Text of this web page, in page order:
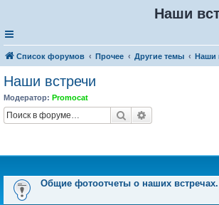
Наши
Список форумов Прочее Другие темы Наши
Наши встречи
Модератор: Promocat
Поиск
Общие фотоотчеты о наших встречах.